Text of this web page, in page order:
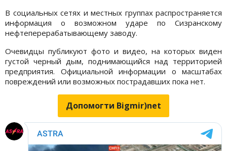
В социальных сетях и местных группах распространяется
информация о возможном ударе по Сизранскому
нефтеперерабатывающему заводу.
Очевидцы публикуют фото и видео, на которых виден
густой черный дым, поднимающийся над территорией
предприятия. Официальной информации о масштабах
повреждений или возможных пострадавших пока нет.
Допомогти Bigmir)net